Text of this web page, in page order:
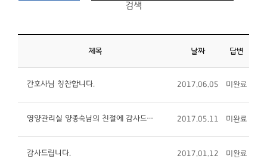
검색
제목 날짜 답변
간호사님 칭찬합니다. 2017.06.05 미완료
영양관리실 양종숙님의 친절에 감사드려요 [1] 2017.05.11 미완료
감사드립니다. 2017.01.12 미완료